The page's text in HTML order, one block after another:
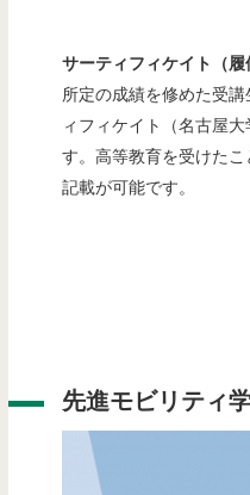
サーティフィケイト（履
所定の成績を修めた受
ィフィケイト（名古屋
す。高等教育を受けた
記載が可能です。
先進モビリティ